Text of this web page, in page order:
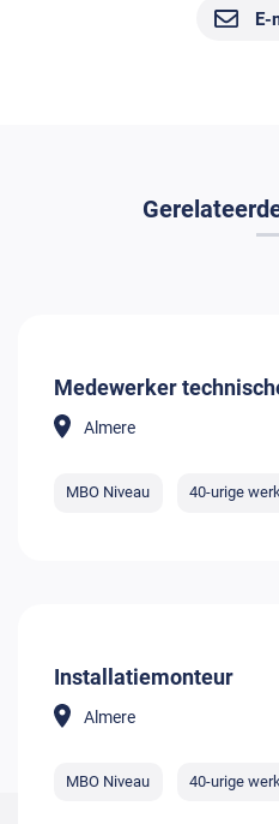
E-
Medewerker
Almere
MBO Niveau 40-urige
Installatiemonteur
Almere
MBO Niveau 40-urige